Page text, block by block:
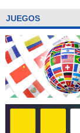
JUEGOS